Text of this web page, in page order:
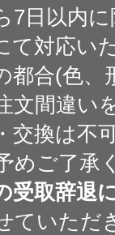
7日以内
て対応い
都合(色、
文間違い
交換は不
めご了承
受取辞退
ていただ